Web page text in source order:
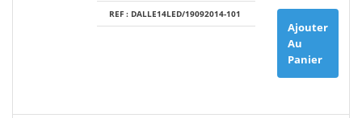
REF : DALLE14LED/19092014-101
Ajouter
Au
Panier